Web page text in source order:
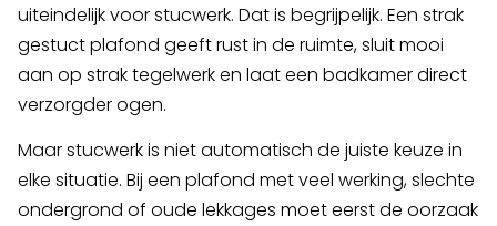
uiteindelijk voor stucwerk. Dat is begrijpelijk. Een strak
gestuct plafond geeft rust in de ruimte, sluit mooi
aan op strak tegelwerk en laat een badkamer direct
verzorgder ogen.
Maar stucwerk is niet automatisch de juiste keuze in
elke situatie. Bij een plafond met veel werking, slechte
ondergrond of oude lekkages moet eerst de oorzaak